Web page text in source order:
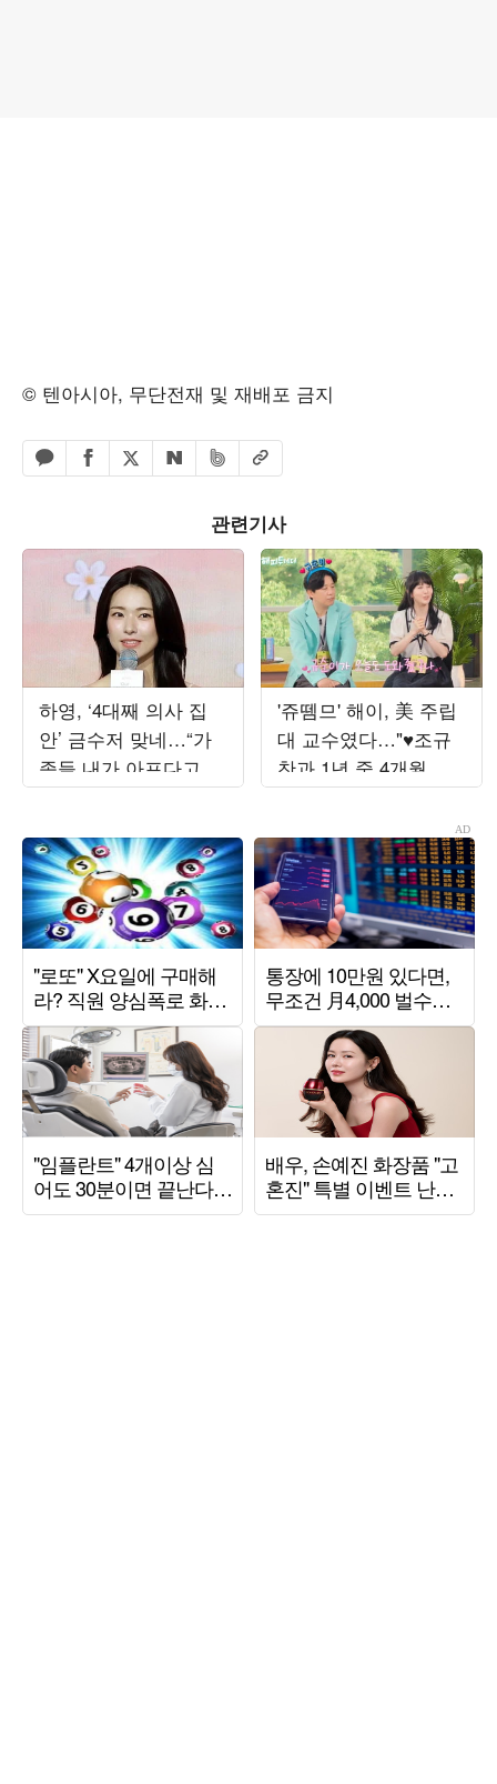
© 텐아시아, 무단전재 및 재배포 금지
카카오톡 공유하기
페이스북 공유하기
엑스 공유하기
네이버 공유하기
밴드 공유하기
URL복사
관련기사
하영, ‘4대째 의사 집
안’ 금수저 맞네…“가
족들 내가 아프다고 하
면” (‘옥문아’)
'쥬뗌므' 해이, 美 주립
대 교수였다…"♥조규
찬과 1년 중 4개월 함
께" ('해투')